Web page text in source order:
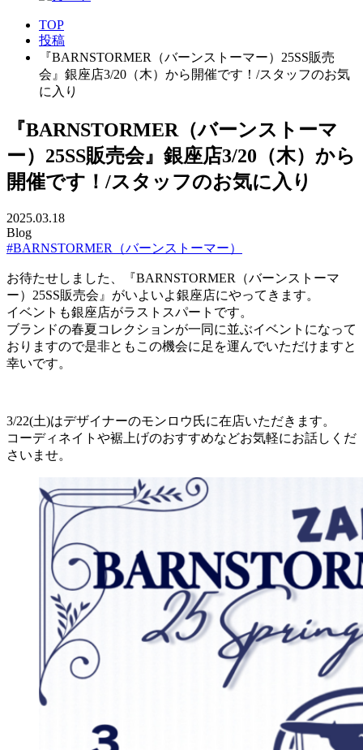
TOP
投稿
『BARNSTORMER（バーンストーマー）25SS販売
会』銀座店3/20（木）から開催です！/スタッフのお気
に入り
『BARNSTORMER（バーンストーマ
ー）25SS販売会』銀座店3/20（木）から
開催です！/スタッフのお気に入り
2025.03.18
Blog
#BARNSTORMER（バーンストーマー）
お待たせしました、『BARNSTORMER（バーンストーマ
ー）25SS販売会』がいよいよ銀座店にやってきます。
イベントも銀座店がラストスパートです。
ブランドの春夏コレクションが一同に並ぶイベントになって
おりますので是非ともこの機会に足を運んでいただけますと
幸いです。
3/22(土)はデザイナーのモンロウ氏に在店いただきます。
コーディネイトや裾上げのおすすめなどお気軽にお話しくだ
さいませ。